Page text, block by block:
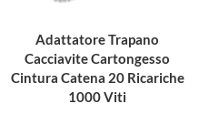
Adattatore Trapano
Cacciavite Cartongesso
Cintura Catena 20 Ricariche
1000 Viti